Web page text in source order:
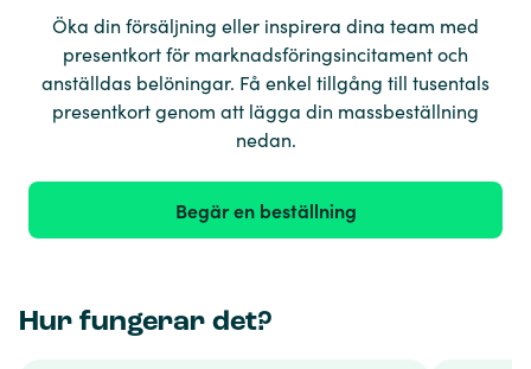
Öka din försäljning eller inspirera dina team med
presentkort för marknadsföringsincitament och
anställdas belöningar. Få enkel tillgång till tusentals
presentkort genom att lägga din massbeställning
nedan.
Begär en beställning
Hur fungerar det?